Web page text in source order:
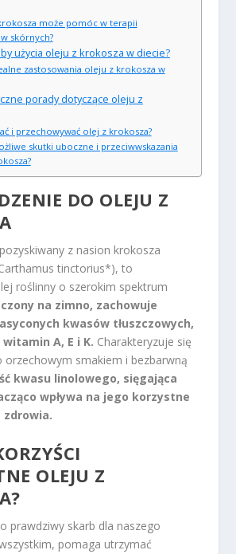
może pomóc w terapii
skórnych?
użycia oleju z krokosza w diecie?
zastosowania oleju z krokosza w
porady dotyczące oleju z
i przechowywać olej z krokosza?
skutki uboczne i przeciwwskazania
DO OLEJU Z
z nasion krokosza
tinctorius*), to
roślinny o szerokim spektrum
na zimno, zachowuje
kwasów tłuszczowych,
A, E i K. Charakteryzuje się
orzechowym smakiem i bezbarwną
kwasu linolowego, sięgająca
wpływa na jego korzystne
zdrowia.
OLEJU Z
prawdziwy skarb dla naszego
pomaga utrzymać